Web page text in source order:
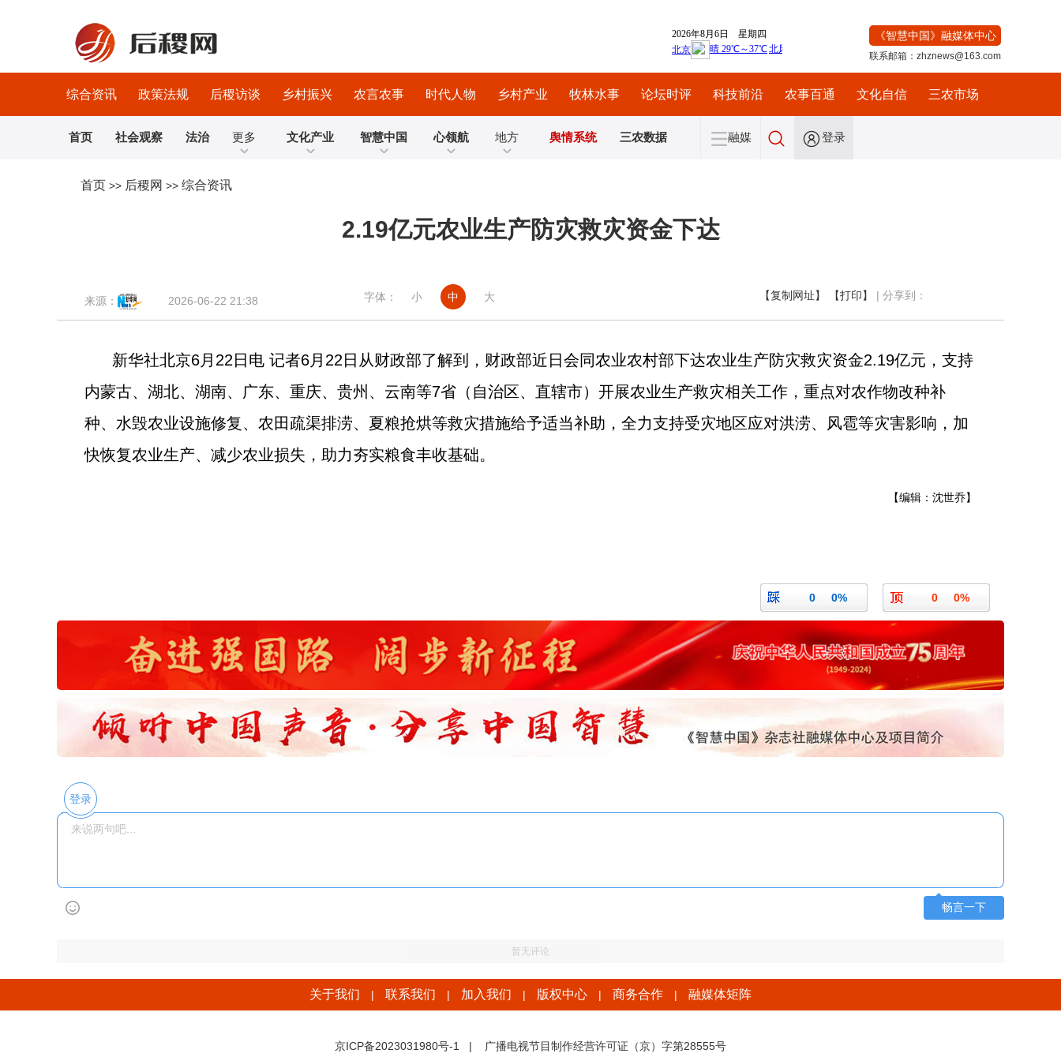
《智慧中国》融媒体中心
联系邮箱：zhznews@163.com
综合资讯 政策法规 后稷访谈 乡村振兴 农言农事 时代人物 乡村产业 牧林水事 论坛时评 科技前沿 农事百通 文化自信 三农市场
首页 社会观察 法治 更多 文化产业 智慧中国 心领航 地方 舆情系统 三农数据 融媒 登录
首页 >> 后稷网 >> 综合资讯
2.19亿元农业生产防灾救灾资金下达
来源： 2026-06-22 21:38 字体： 小 中 大 【复制网址】 【打印】 | 分享到：
新华社北京6月22日电 记者6月22日从财政部了解到，财政部近日会同农业农村部下达农业生产防灾救灾资金2.19亿元，支持
内蒙古、湖北、湖南、广东、重庆、贵州、云南等7省（自治区、直辖市）开展农业生产救灾相关工作，重点对农作物改种补
种、水毁农业设施修复、农田疏渠排涝、夏粮抢烘等救灾措施给予适当补助，全力支持受灾地区应对洪涝、风雹等灾害影响，加
快恢复农业生产、减少农业损失，助力夯实粮食丰收基础。
【编辑：沈世乔】
0 0%
0 0%
登录
畅言一下
暂无评论
关于我们 | 联系我们 | 加入我们 | 版权中心 | 商务合作 | 融媒体矩阵
京ICP备2023031980号-1 | 广播电视节目制作经营许可证（京）字第28555号